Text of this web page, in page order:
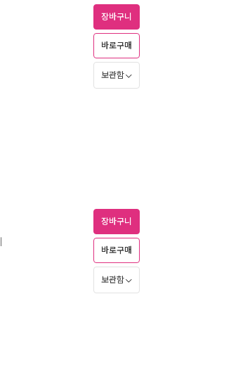
장바구니
바로구매
보관함
장바구니
바로구매
보관함